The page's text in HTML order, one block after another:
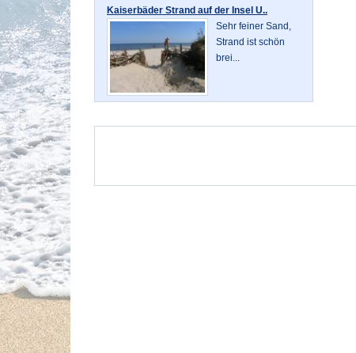
Kaiserbäder Strand auf der Insel U..
Sehr feiner Sand,
Strand ist schön
brei...